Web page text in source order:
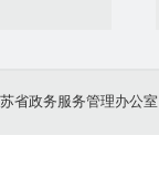
省政务服务管理办公室